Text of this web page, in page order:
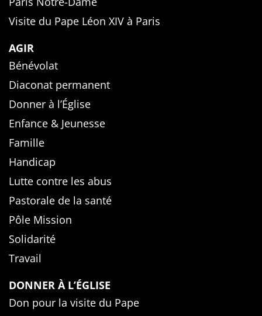
Visite du Pape Léon XIV à Paris
AGIR
Bénévolat
Diaconat permanent
Donner à l’Église
Enfance & Jeunesse
Famille
Handicap
Lutte contre les abus
Pastorale de la santé
Pôle Mission
Solidarité
Travail
DONNER À L’ÉGLISE
Don pour la visite du Pape